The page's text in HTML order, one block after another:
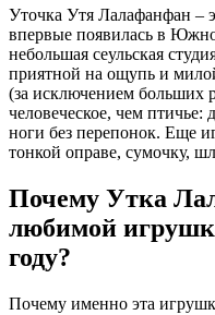
Уточка Утя Лалафанфан –
впервые появилась в
небольшая сеульская
приятной на ощупь и
(за исключением больших
человеческое, чем птичье:
ноги без перепонок. Еще
тонкой оправе, сумочку,
Почему Утка
любимой
году?
Почему именно эта